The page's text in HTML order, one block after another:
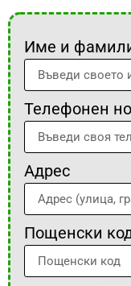
Име и
Телефонен
Адрес
Пощенски